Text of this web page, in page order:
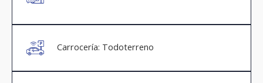
Carrocería: Todoterreno